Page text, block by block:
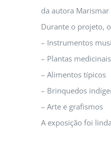
da autora Marismar
Durante o projeto,
– Instrumentos
– Plantas medicinais
– Alimentos típicos
– Brinquedos
– Arte e grafismos
A exposição foi